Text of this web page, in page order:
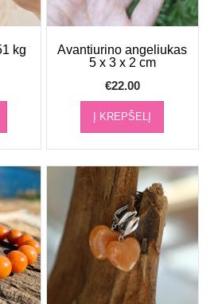
kg
Avantiurino angeliukas
5 x 3 x 2 cm
€22.00
Į KREPŠELĮ